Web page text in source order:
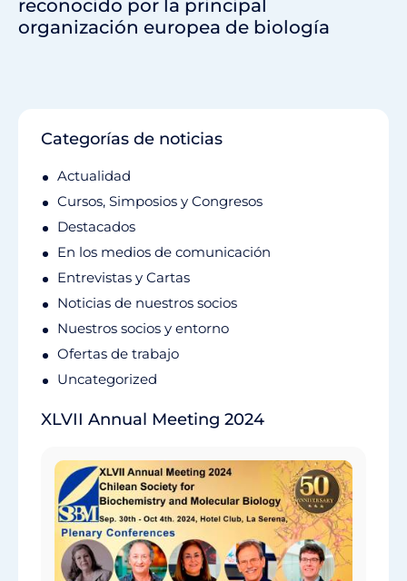
reconocido por la principal
organización europea de biología
Categorías de noticias
Actualidad
Cursos, Simposios y Congresos
Destacados
En los medios de comunicación
Entrevistas y Cartas
Noticias de nuestros socios
Nuestros socios y entorno
Ofertas de trabajo
Uncategorized
XLVII Annual Meeting 2024